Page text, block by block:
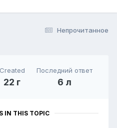
Непрочитанное
Created
22 г
Последний ответ
6 л
IN THIS TOPIC